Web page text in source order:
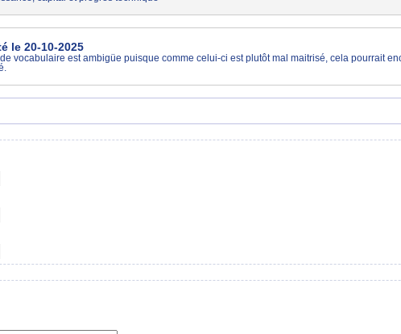
le 20-10-2025
vocabulaire est ambigüe puisque comme celui-ci est plutôt mal maitrisé, cela pourrait